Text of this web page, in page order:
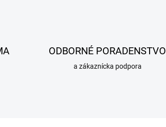
ODBORNÉ PORADENSTVO
a zákaznícka podpora